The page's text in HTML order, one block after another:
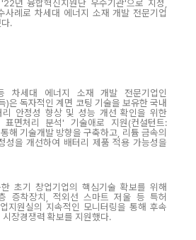
년 융합혁신지원단 우수기관'으로 지정,
사례로 차세대 에너지 소재 개발 전문기업
.
차세대 에너지 소재 개발 전문기업인
)은 독자적인 계면 코팅 기술을 보유한 국내
리 안정성 향상 및 성능 개선 확인을 위한
면처리 분석' 기술애로 지원(컨설턴트:
해 기술개발 방향을 구축하고, 리튬 금속의
성을 개선하여 배터리 제품 적용 가능성을
초기 창업기업의 핵심기술 확보를 위해
증착장치, 적외선 스마트 저울 등 특허
지원실의 지속적인 모니터링을 통해 후속
장경쟁력 확보를 지원했다.